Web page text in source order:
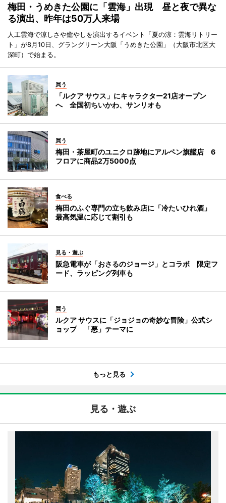
梅田・うめきた公園に「雲海」出現 昼と夜で異な
る演出、昨年は50万人来場
人工雲海で涼しさや癒やしを演出するイベント「夏の涼：雲海リトリー
ト」が8月10日、グラングリーン大阪「うめきた公園」（大阪市北区大
深町）で始まる。
買う
「ルクア サウス」にキャラクター21店オープン
へ 全国初ちいかわ、サンリオも
買う
梅田・茶屋町のユニクロ跡地にアルペン旗艦店 6
フロアに商品2万5000点
食べる
梅田のふぐ専門の立ち飲み店に「冷たいひれ酒」
最高気温に応じて割引も
見る・遊ぶ
阪急電車が「おさるのジョージ」とコラボ 限定フ
ード、ラッピング列車も
買う
ルクア サウスに「ジョジョの奇妙な冒険」公式シ
ョップ 「悪」テーマに
もっと見る
見る・遊ぶ